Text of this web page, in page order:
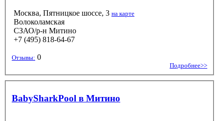
Москва, Пятницкое шоссе, 3 на карте
Волоколамская
СЗАО/р-н Митино
+7 (495) 818-64-67
Отзывы: 0
Подробнее>>
BabySharkPool в Митино